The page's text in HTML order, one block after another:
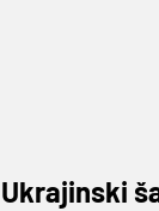
Ukrajinski